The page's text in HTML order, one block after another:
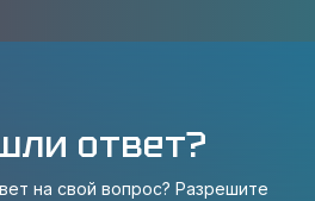
ответ?
на свой вопрос? Разрешите